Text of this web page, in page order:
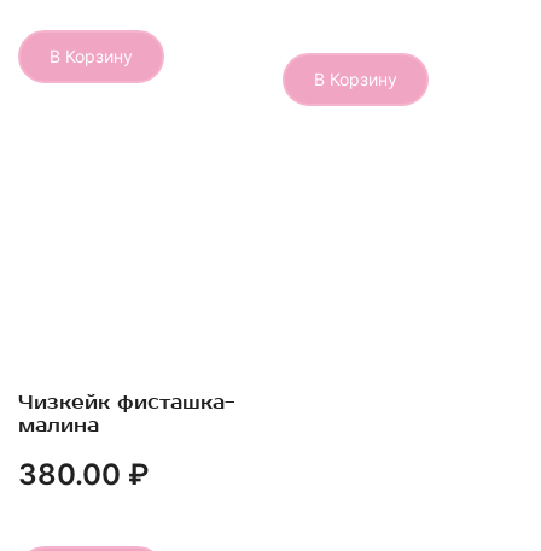
В Корзину
В Корзину
Этот
товар
Быстрый Просмотр
Чизкейк фисташка-
малина
380.00 ₽